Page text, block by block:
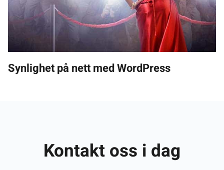
Synlighet på nett med WordPress
Kontakt oss i dag